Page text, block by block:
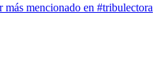
mencionado en #tribulectora